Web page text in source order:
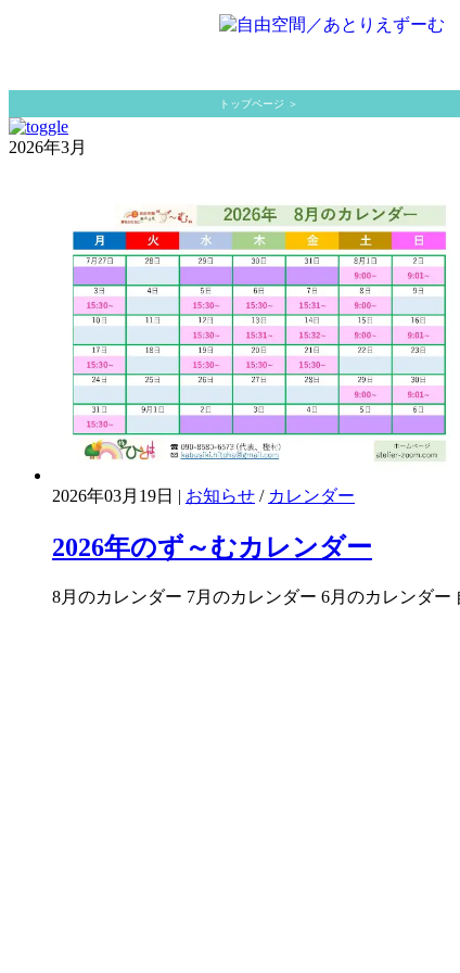
トップページ ＞
2026年3月
2026年03月19日 | お知らせ / カレンダー
2026年のず～むカレンダー
8月のカレンダー 7月のカレンダー 6月のカレンダ